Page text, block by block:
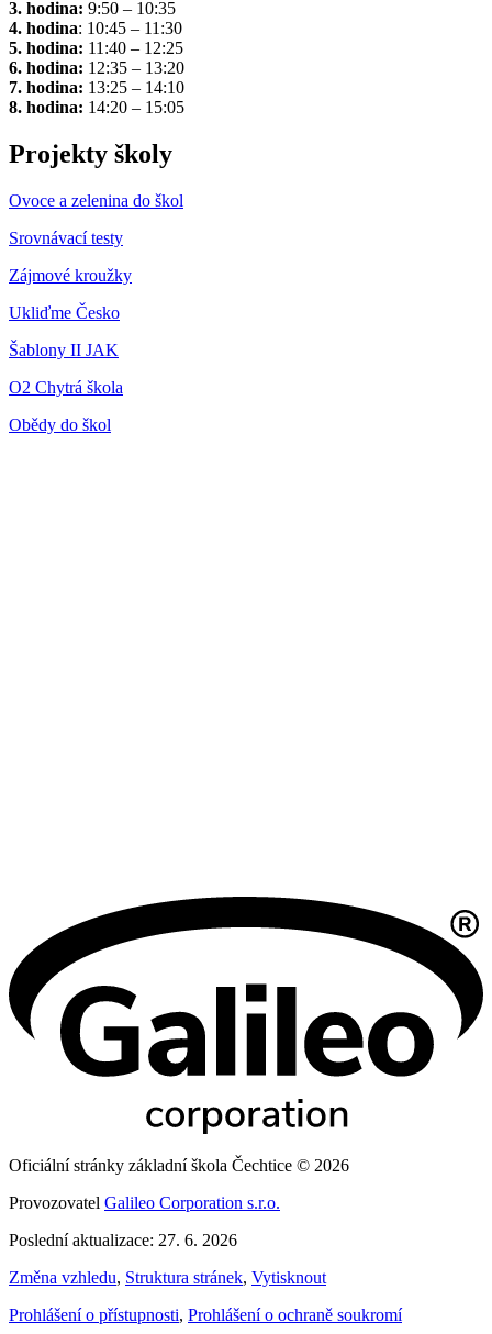
3. hodina: 9:50 – 10:35
4. hodina: 10:45 – 11:30
5. hodina: 11:40 – 12:25
6. hodina: 12:35 – 13:20
7. hodina: 13:25 – 14:10
8. hodina: 14:20 – 15:05
Projekty školy
Ovoce a zelenina do škol
Srovnávací testy
Zájmové kroužky
Ukliďme Česko
Šablony II JAK
O2 Chytrá škola
Obědy do škol
Oficiální stránky základní škola Čechtice © 2026
Provozovatel Galileo Corporation s.r.o.
Poslední aktualizace: 27. 6. 2026
Změna vzhledu, Struktura stránek, Vytisknout
Prohlášení o přístupnosti, Prohlášení o ochraně soukromí